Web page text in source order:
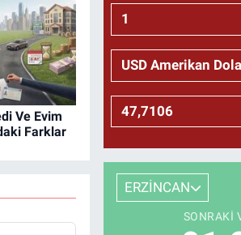
Ve Evim
Farklar
ERZİNCAN
SONRAKI